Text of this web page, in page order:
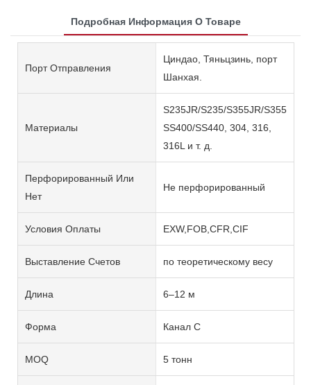
Подробная Информация О Товаре
Порт Отправления
Циндао, Тяньцзинь, порт
Шанхая.
Материалы
S235JR/S235/S355JR/S355,
SS400/SS440, 304, 316,
316L и т. д.
Перфорированный Или
Нет
Не перфорированный
Условия Оплаты EXW,FOB,CFR,CIF
Выставление Счетов по теоретическому весу
Длина 6–12 м
Форма Канал C
MOQ 5 тонн